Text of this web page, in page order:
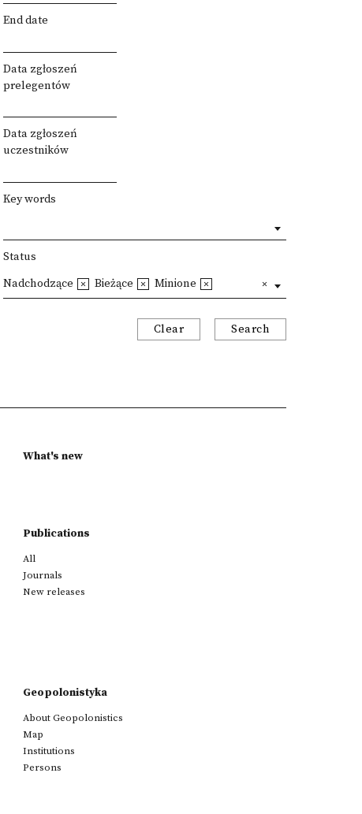
End date
Data zgłoszeń
prelegentów
Data zgłoszeń
uczestników
Key words
Status
Nadchodzące Bieżące Minione
Clear Search
What's new
Publications
All
Journals
New releases
Geopolonistyka
About Geopolonistics
Map
Institutions
Persons